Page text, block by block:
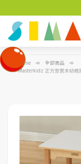
Home 全部商品
Masterkidz 正方形實木幼稚